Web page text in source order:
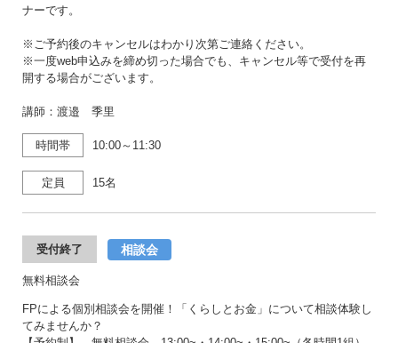
ナーです。
※ご予約後のキャンセルはわかり次第ご連絡ください。
※一度web申込みを締め切った場合でも、キャンセル等で受付を再
開する場合がございます。
講師：渡邉 季里
時間帯 10:00～11:30
定員 15名
受付終了 相談会
無料相談会
FPによる個別相談会を開催！「くらしとお金」について相談体験し
てみませんか？